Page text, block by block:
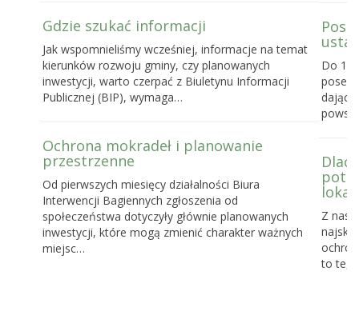
Gdzie szukać informacji
Jak wspomnieliśmy wcześniej, informacje na temat
kierunków rozwoju gminy, czy planowanych
inwestycji, warto czerpać z Biuletynu Informacji
Publicznej (BIP), wymaga…
Ochrona mokradeł i planowanie
przestrzenne
Od pierwszych miesięcy działalności Biura
Interwencji Bagiennych zgłoszenia od
społeczeństwa dotyczyły głównie planowanych
inwestycji, które mogą zmienić charakter ważnych
miejsc…
Do 16
Z
to te,